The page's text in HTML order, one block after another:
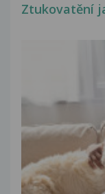
Ztukovatění